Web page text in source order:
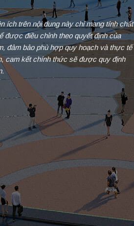
ích trên nội dung này chỉ mang tính chất
được điều chỉnh theo quyết định của
đảm bảo phù hợp quy hoạch và thực tế
cam kết chính thức sẽ được quy định